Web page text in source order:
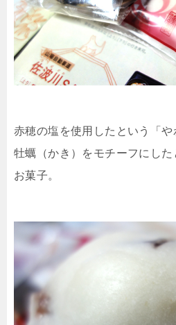
赤穂の塩を使用したという「や
牡蠣（かき）をモチーフにし
お菓子。